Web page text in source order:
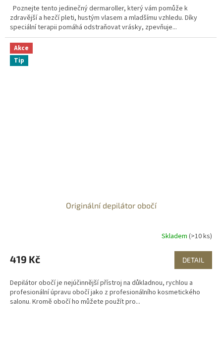
Poznejte tento jedinečný dermaroller, který vám pomůže k
zdravější a hezčí pleti, hustým vlasem a mladšímu vzhledu. Díky
speciální terapii pomáhá odstraňovat vrásky, zpevňuje...
Akce
Tip
Originální depilátor obočí
Skladem (>10 ks)
419 Kč DETAIL
Depilátor obočí je nejúčinnější přístroj na důkladnou, rychlou a
profesionální úpravu obočí jako z profesionálního kosmetického
salonu. Kromě obočí ho můžete použít pro...